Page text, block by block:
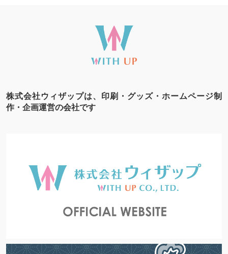
株式会社ウィザップは、印刷・グッズ・ホームページ制
作・企画運営の会社です